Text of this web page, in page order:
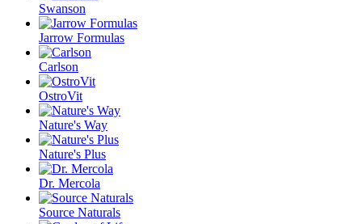
Swanson
Jarrow Formulas
Carlson
OstroVit
Nature's Way
Nature's Plus
Dr. Mercola
Source Naturals